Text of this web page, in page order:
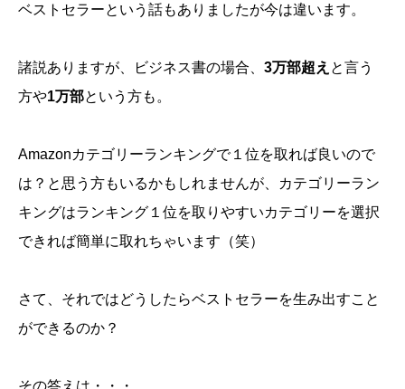
ベストセラーという話もありましたが今は違います。
諸説ありますが、ビジネス書の場合、 3万部超え と言う
方や1万部という方も。
Amazonカテゴリーランキングで１位を取れば良いので
は？と思う方もいるかもしれませんが、カテゴリーラン
キングはランキング１位を取りやすいカテゴリーを選択
できれば簡単に取れちゃいます（笑）
さて、それではどうしたらベストセラーを生み出すこと
ができるのか？
その答えは・・・